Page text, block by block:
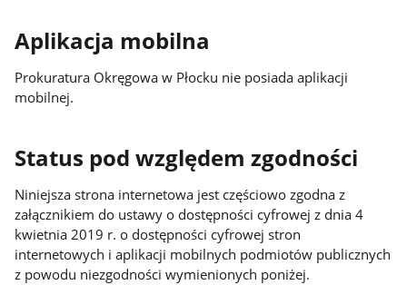
Aplikacja mobilna
Prokuratura Okręgowa w Płocku nie posiada aplikacji
mobilnej.
Status pod względem zgodności
Niniejsza strona internetowa jest częściowo zgodna z
załącznikiem do ustawy o dostępności cyfrowej z dnia 4
kwietnia 2019 r. o dostępności cyfrowej stron
internetowych i aplikacji mobilnych podmiotów publicznych
z powodu niezgodności wymienionych poniżej.